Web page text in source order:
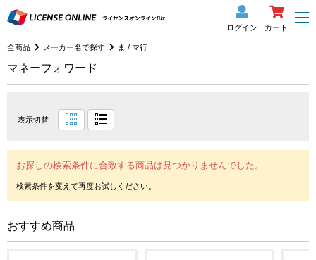
ログイン カート
全商品 メーカー名で探す ま / マ行
マネーフォワード
表示切替
お探しの検索条件に合致する商品は見つかりませんでした。
おすすめ商品